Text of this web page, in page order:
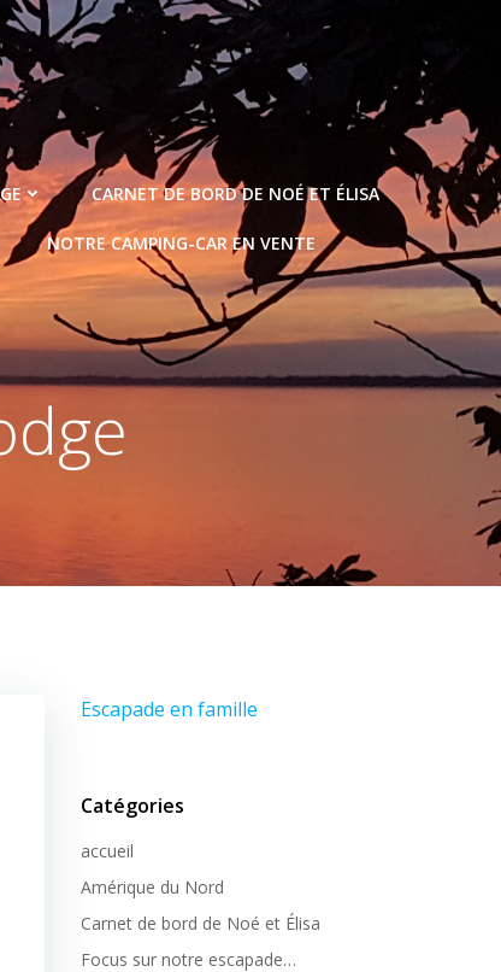
CARNET DE BORD DE NOÉ ET ÉLISA
NOTRE CAMPING-CAR EN VENTE
Escapade en famille
Catégories
accueil
Amérique du Nord
Carnet de bord de Noé et Élisa
Focus sur notre escapade…